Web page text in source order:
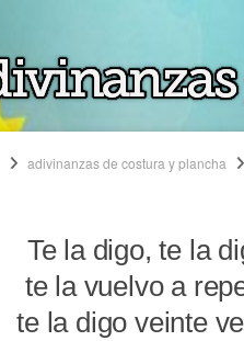
adivinanzas de costura y plancha
Te la digo, te la
te la vuelvo a
te la digo veinte